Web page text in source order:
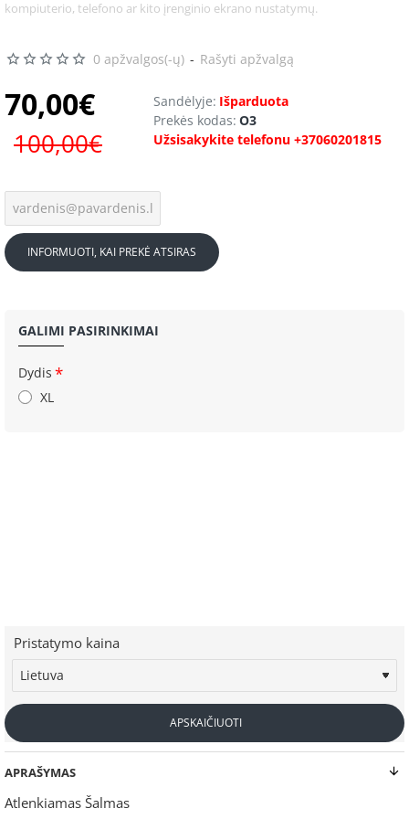
kompiuterio, telefono ar kito įrenginio ekrano nustatymų.
0 apžvalgos(-ų) - Rašyti apžvalgą
70,00€
100,00€
Sandėlyje: Išparduota
Prekės kodas: O3
Užsisakykite telefonu +37060201815
INFORMUOTI, KAI PREKĖ ATSIRAS
GALIMI PASIRINKIMAI
Dydis
XL
Pristatymo kaina
APSKAIČIUOTI
APRAŠYMAS
Atlenkiamas Šalmas